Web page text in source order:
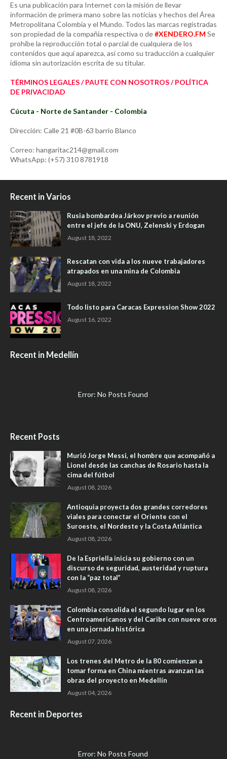
Es una publicación para Internet con la misión de llevar
información de primera mano sobre las noticias y hechos del Área
Metropolitana Colombia y el Mundo. Todos las marcas registradas
son propiedad de la compañía respectiva o de#XENDERO.FM Se
prohíbe la reproducción total o parcial de cualquiera de los
contenidos que aquí aparezca, así como su traducción a cualquier
idioma sin autorización escrita de su titular.
TÉRMINOS LEGALES / PAUTE CON NOSOTROS / POLÍTICA
DE PRIVACIDAD
Cúcuta - Norte de Santander - Colombia
Dirección: Calle 21 #0B-63 barrio Blanco
Correo: hangaritac214@gmail.com
WhatsApp: (+57) 310 8781918
Recent in Varios
Rusia bombardea Járkov previo a reunión
entre el jefe de la ONU, Zelenski y Erdogan
August 18, 2022
Rescatan con vida a los nueve trabajadores
atrapados en una mina de Colombia
August 18, 2022
Todo listo para Caracas Expression Show 2022
August 16, 2022
Recent in Medellín
Error: No Posts Found
Recent Posts
Murió Jorge Messi, el hombre que acompañó a
Lionel desde las canchas de Rosario hasta la
cima del fútbol
August 08, 2026
Antioquia proyecta dos grandes corredores
viales para conectar el Oriente con el
Suroeste, el Nordeste y la Costa Atlántica
August 08, 2026
De la Espriella inicia su gobierno con un
discurso de seguridad, austeridad y ruptura
con la “paz total”
August 08, 2026
Colombia consolida el segundo lugar en los
Centroamericanos y del Caribe con nueve oros
en una jornada histórica
August 07, 2026
Los trenes del Metro de la 80 comienzan a
tomar forma en China mientras avanzan las
obras del proyecto en Medellín
August 04, 2026
Recent in Deportes
Error: No Posts Found